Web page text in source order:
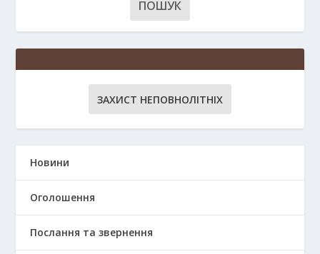
ЗАХИСТ НЕПОВНОЛІТНІХ
Новини
Оголошення
Послання та звернення